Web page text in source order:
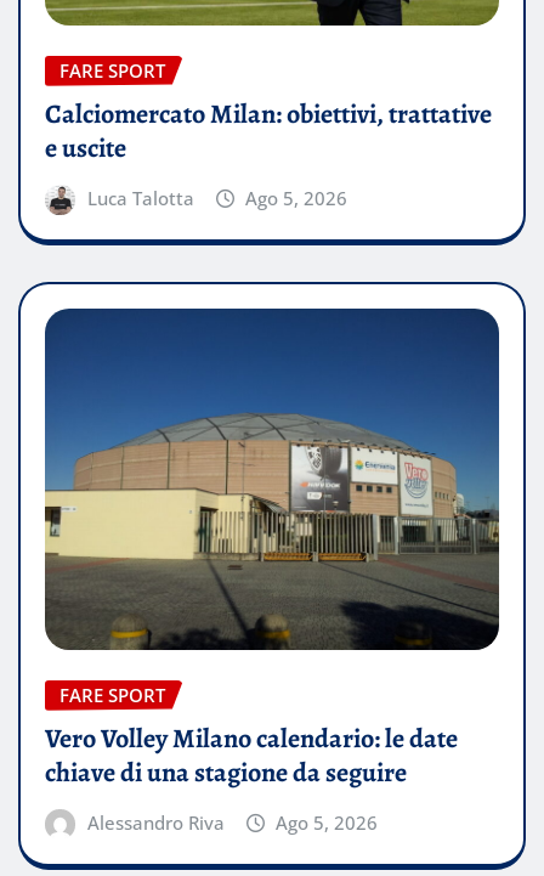
FARE SPORT
Calciomercato Milan: obiettivi, trattative
e uscite
Luca Talotta Ago 5, 2026
FARE SPORT
Vero Volley Milano calendario: le date
chiave di una stagione da seguire
Alessandro Riva Ago 5, 2026